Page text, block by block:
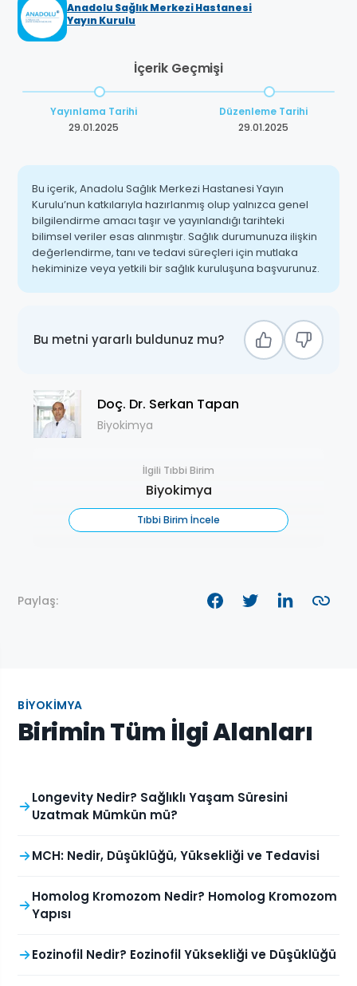
Anadolu Sağlık Merkezi Hastanesi
Yayın Kurulu
İçerik Geçmişi
Yayınlama Tarihi
29.01.2025
Düzenleme Tarihi
29.01.2025
Bu içerik, Anadolu Sağlık Merkezi Hastanesi Yayın
Kurulu’nun katkılarıyla hazırlanmış olup yalnızca genel
bilgilendirme amacı taşır ve yayınlandığı tarihteki
bilimsel veriler esas alınmıştır. Sağlık durumunuza ilişkin
değerlendirme, tanı ve tedavi süreçleri için mutlaka
hekiminize veya yetkili bir sağlık kuruluşuna başvurunuz.
Bu metni yararlı buldunuz mu?
Doç. Dr. Serkan Tapan
Biyokimya
İlgili Tıbbi Birim
Biyokimya
Tıbbi Birim İncele
Paylaş:
BIYOKIMYA
Birimin Tüm İlgi Alanları
Longevity Nedir? Sağlıklı Yaşam Süresini
Uzatmak Mümkün mü?
MCH: Nedir, Düşüklüğü, Yüksekliği ve Tedavisi
Homolog Kromozom Nedir? Homolog Kromozom
Yapısı
Eozinofil Nedir? Eozinofil Yüksekliği ve Düşüklüğü